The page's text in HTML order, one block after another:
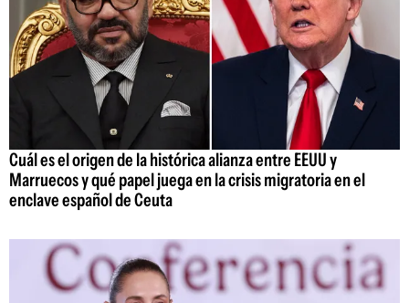
Cuál es el origen de la histórica alianza entre EEUU y
Marruecos y qué papel juega en la crisis migratoria en el
enclave español de Ceuta